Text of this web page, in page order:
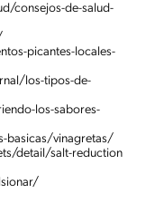
consejos-de-salud-
picantes-locales-
los-tipos-de-
los-sabores-
basicas/vinagretas/
detail/salt-reduction